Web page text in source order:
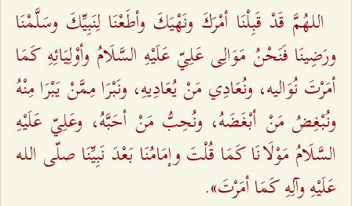
اللـهُمَّ قَدْ قَبِلْنَا أمْرَكَ ونَهْيَكَ وأطَعْنَا لِنَبِيِّكَ وسَلَّمْنَا
ورَضِينَا فَنَحْنُ مَوَالِى عَلِيّ عَلَيْهِ السَّلَامُ وأوْلِيَائِهِ كَمَا
أمَرْتَ نُوَاليه، ونُعَادِي مَنْ يُعَادِيهِ، ونَبْرَا مِمَّنْ يَبْرَا مِنْهُ
ونُبْغِضُ مَنْ أبْغَضَهُ، ونُحِبُّ مَنْ أحَبَّهُ، وعَلِيّ عَلَيْهِ
السَّلَامُ مَوْلَانَا كَمَا قُلْتَ وإمَامُنَا بَعْدَ نَبِيِّنَا صلّى اللـه
عَلَيْهِ وآلِهِ كَمَا أمَرْتَ».